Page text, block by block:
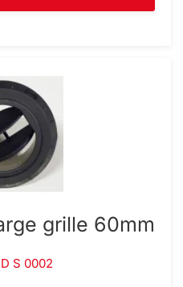
grille 60mm
S 0002